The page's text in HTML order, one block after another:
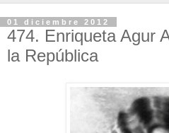
01 diciembre 2012
474. Enriqueta Agur
la República